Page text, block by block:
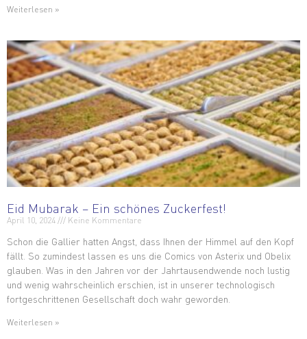
Weiterlesen »
Eid Mubarak – Ein schönes Zuckerfest!
April 10, 2024 Keine Kommentare
Schon die Gallier hatten Angst, dass Ihnen der Himmel auf den Kopf
fällt. So zumindest lassen es uns die Comics von Asterix und Obelix
glauben. Was in den Jahren vor der Jahrtausendwende noch lustig
und wenig wahrscheinlich erschien, ist in unserer technologisch
fortgeschrittenen Gesellschaft doch wahr geworden.
Weiterlesen »